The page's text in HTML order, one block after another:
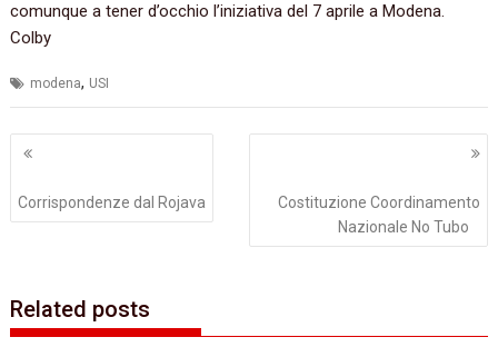
comunque a tener d’occhio l’iniziativa del 7 aprile a Modena.
Colby
modena, USI
Navigazione
Corrispondenze dal Rojava
Costituzione Coordinamento
Nazionale No Tubo
Related posts